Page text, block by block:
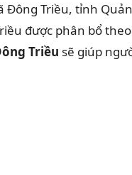
Đông Triều, tỉnh
được phân bổ
Triều sẽ giúp